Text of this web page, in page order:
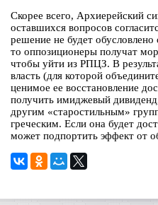
Скорее всего, Архиерейский
оставшихся вопросов
решение не будет
то оппозиционеры получат
чтобы уйти из РПЦЗ. В
власть (для которой
ценимое ее восстановление
получить имиджевый
другим «старостильным»
греческим. Если она будет
может подпортить эффект от